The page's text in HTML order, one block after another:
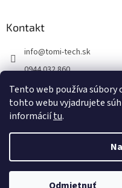
Tento web používa súbory
tohto webu vyjadrujete
informáciítu.
Kontakt
info@tomi-tech.sk
0944 032 860
https://
tomi__tech/